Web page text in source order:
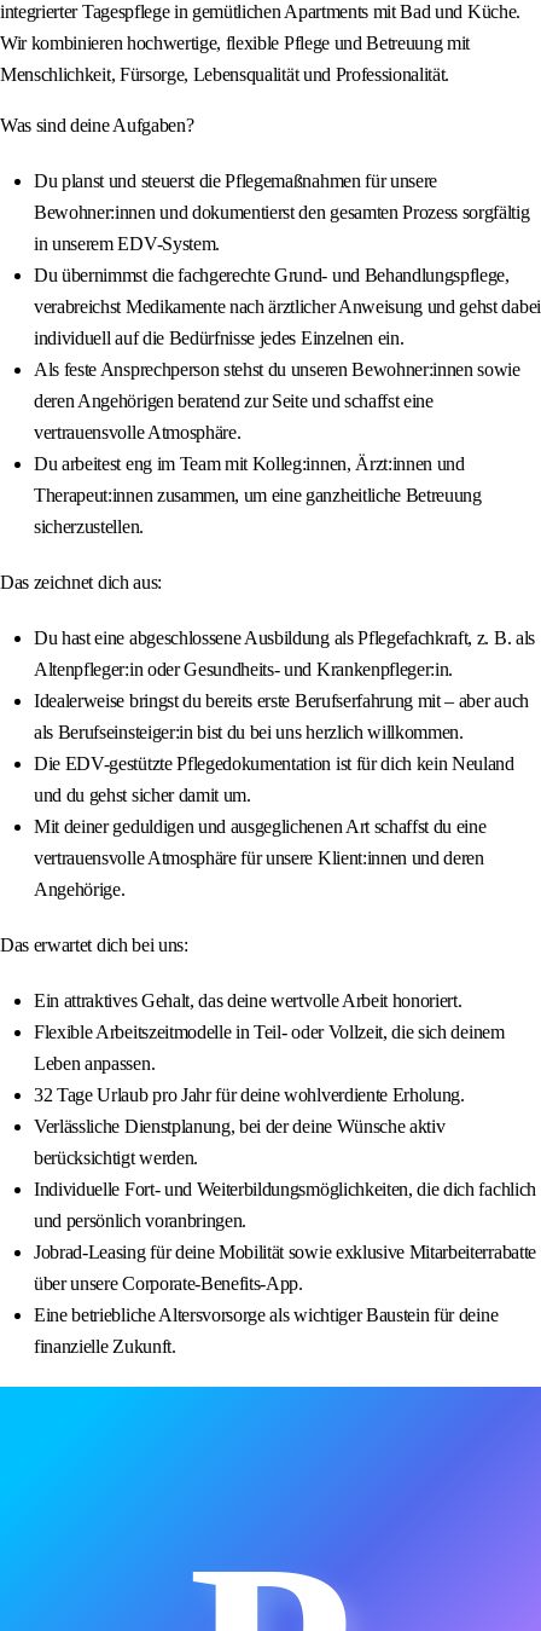
integrierter Tagespflege in gemütlichen Apartments mit Bad und Küche.
Wir kombinieren hochwertige, flexible Pflege und Betreuung mit
Menschlichkeit, Fürsorge, Lebensqualität und Professionalität.
Was sind deine Aufgaben?
Du planst und steuerst die Pflegemaßnahmen für unsere
Bewohner:innen und dokumentierst den gesamten Prozess sorgfältig
in unserem EDV-System.
Du übernimmst die fachgerechte Grund- und Behandlungspflege,
verabreichst Medikamente nach ärztlicher Anweisung und gehst dabei
individuell auf die Bedürfnisse jedes Einzelnen ein.
Als feste Ansprechperson stehst du unseren Bewohner:innen sowie
deren Angehörigen beratend zur Seite und schaffst eine
vertrauensvolle Atmosphäre.
Du arbeitest eng im Team mit Kolleg:innen, Ärzt:innen und
Therapeut:innen zusammen, um eine ganzheitliche Betreuung
sicherzustellen.
Das zeichnet dich aus:
Du hast eine abgeschlossene Ausbildung als Pflegefachkraft, z. B. als
Altenpfleger:in oder Gesundheits- und Krankenpfleger:in.
Idealerweise bringst du bereits erste Berufserfahrung mit – aber auch
als Berufseinsteiger:in bist du bei uns herzlich willkommen.
Die EDV-gestützte Pflegedokumentation ist für dich kein Neuland
und du gehst sicher damit um.
Mit deiner geduldigen und ausgeglichenen Art schaffst du eine
vertrauensvolle Atmosphäre für unsere Klient:innen und deren
Angehörige.
Das erwartet dich bei uns:
Ein attraktives Gehalt, das deine wertvolle Arbeit honoriert.
Flexible Arbeitszeitmodelle in Teil- oder Vollzeit, die sich deinem
Leben anpassen.
32 Tage Urlaub pro Jahr für deine wohlverdiente Erholung.
Verlässliche Dienstplanung, bei der deine Wünsche aktiv
berücksichtigt werden.
Individuelle Fort- und Weiterbildungsmöglichkeiten, die dich fachlich
und persönlich voranbringen.
Jobrad-Leasing für deine Mobilität sowie exklusive Mitarbeiterrabatte
über unsere Corporate-Benefits-App.
Eine betriebliche Altersvorsorge als wichtiger Baustein für deine
finanzielle Zukunft.